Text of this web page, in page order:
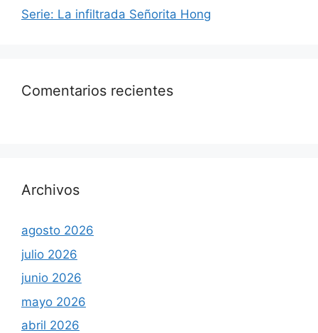
Serie: La infiltrada Señorita Hong
Comentarios recientes
Archivos
agosto 2026
julio 2026
junio 2026
mayo 2026
abril 2026